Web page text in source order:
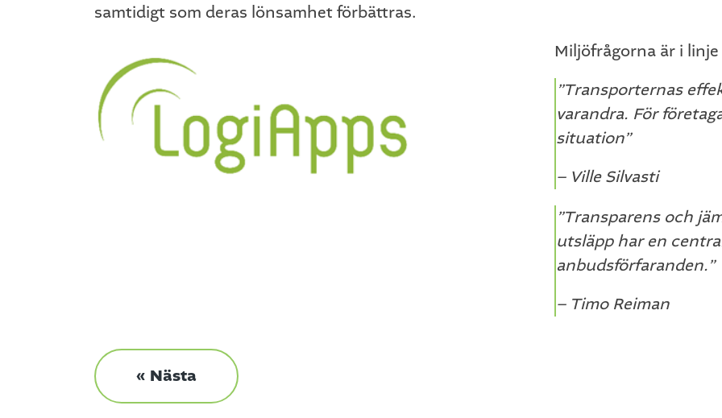
samtidigt som deras lönsamhet förbättras.
Miljöfrågorna är i
”Transporternas
varandra. För
situation”
– Ville Silvasti
”Transparens och
utsläpp har en
anbudsförfaranden.”
– Timo Reiman
« Nästa